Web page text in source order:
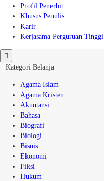
Profil Penerbit
Khusus Penulis
Karir
Kerjasama Perguruan Tinggi
Kategori Belanja
Agama Islam
Agama Kristen
Akuntansi
Bahasa
Biografi
Biologi
Bisnis
Ekonomi
Fiksi
Hukum